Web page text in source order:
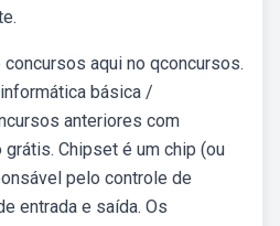
aqui no qconcursos.
básica /
anteriores com
Chipset é um chip (ou
pelo controle de
entrada e saída. Os